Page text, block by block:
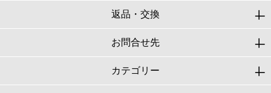
返品・交換
お問合せ先
カテゴリー